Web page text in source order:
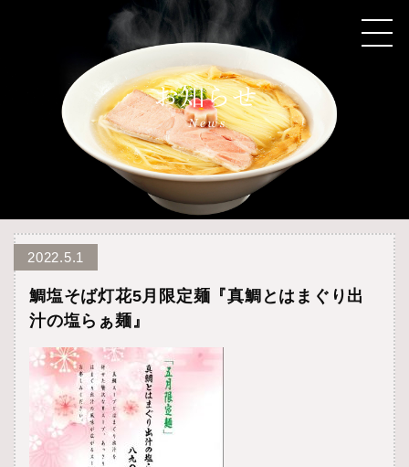
2022.5.1
鯛塩そば灯花5月限定麺『真鯛とはまぐり出
汁の塩らぁ麺』